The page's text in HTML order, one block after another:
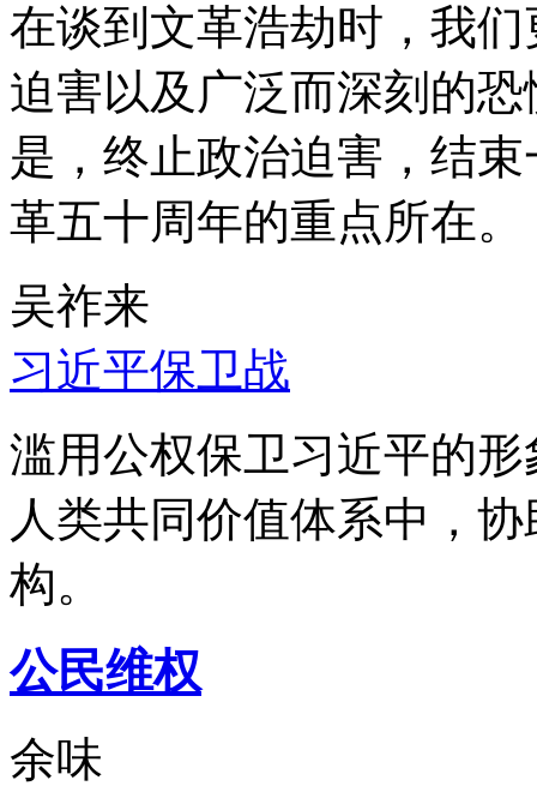
在谈到文革浩劫时，我
迫害以及广泛而深刻的
是，终止政治迫害，结
革五十周年的重点所在。
吴祚来
习近平保卫战
滥用公权保卫习近平的
人类共同价值体系中，
构。
公民维权
余味